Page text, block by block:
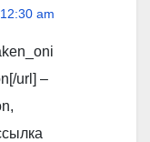
am
url] –